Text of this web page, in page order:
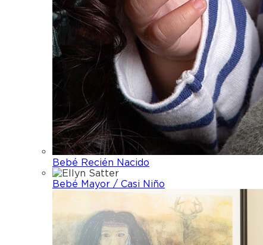
Bebé Recién Nacido
Bebé Mayor / Casi Niño